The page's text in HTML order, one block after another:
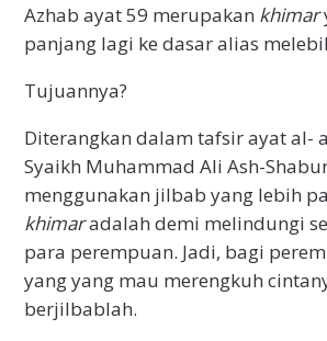
Azhab ayat 59 merupakan khimar
panjang lagi ke dasar alias
Tujuannya?
Diterangkan dalam tafsir ayat al-
Syaikh Muhammad Ali Ash-
menggunakan jilbab yang lebih
khimaradalah demi melindungi
para perempuan. Jadi, bagi
yang yang mau merengkuh
berjilbablah.